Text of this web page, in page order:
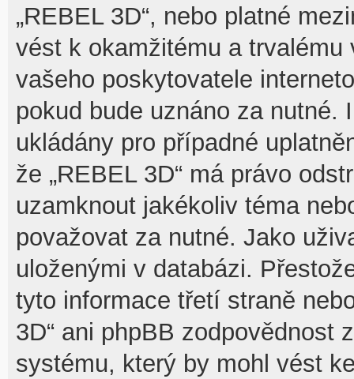
„REBEL 3D“, nebo platné
vést k okamžitému a
vašeho poskytovatele
pokud bude uznáno za nutné.
ukládány pro případné
že „REBEL 3D“ má právo
uzamknout jakékoliv téma
považovat za nutné. Jako
uloženými v databázi.
tyto informace třetí straně
3D“ ani phpBB zodpovědnost
systému, který by mohl vést